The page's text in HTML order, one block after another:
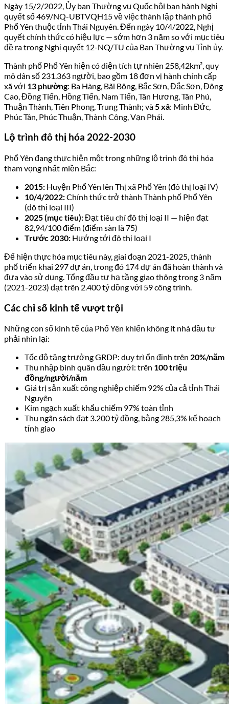
Ngày 15/2/2022, Ủy ban Thường vụ Quốc hội ban hành Nghị
quyết số 469/NQ-UBTVQH15 về việc thành lập thành phố
Phổ Yên thuộc tỉnh Thái Nguyên. Đến ngày 10/4/2022, Nghị
quyết chính thức có hiệu lực — sớm hơn 3 năm so với mục tiêu
đề ra trong Nghị quyết 12-NQ/TU của Ban Thường vụ Tỉnh ủy.
Thành phố Phổ Yên hiện có diện tích tự nhiên 258,42km², quy
mô dân số 231.363 người, bao gồm 18 đơn vị hành chính cấp
xã với 13 phường: Ba Hàng, Bãi Bông, Bắc Sơn, Đắc Sơn, Đông
Cao, Đồng Tiến, Hồng Tiến, Nam Tiến, Tân Hương, Tân Phú,
Thuận Thành, Tiên Phong, Trung Thành; và 5 xã: Minh Đức,
Phúc Tân, Phúc Thuận, Thành Công, Vạn Phái.
Lộ trình đô thị hóa 2022-2030
Phổ Yên đang thực hiện một trong những lộ trình đô thị hóa
tham vọng nhất miền Bắc:
2015: Huyện Phổ Yên lên Thị xã Phổ Yên (đô thị loại IV)
10/4/2022:Chính thức trở thành Thành phố Phổ Yên
(đô thị loại III)
2025 (mục tiêu):Đạt tiêu chí đô thị loại II — hiện đạt
82,94/100 điểm (điểm sàn là 75)
Trước 2030: Hướng tới đô thị loại I
Để hiện thực hóa mục tiêu này, giai đoạn 2021-2025, thành
phố triển khai 297 dự án, trong đó 174 dự án đã hoàn thành và
đưa vào sử dụng. Tổng đầu tư hạ tầng giao thông trong 3 năm
(2021-2023) đạt trên 2.400 tỷ đồng với 59 công trình.
Các chỉ số kinh tế vượt trội
Những con số kinh tế của Phổ Yên khiến không ít nhà đầu tư
phải nhìn lại:
Tốc độ tăng trưởng GRDP: duy trì ổn định trên 20%/năm
Thu nhập bình quân đầu người: trên 100 triệu
đồng/người/năm
Giá trị sản xuất công nghiệp chiếm 92% của cả tỉnh Thái
Nguyên
Kim ngạch xuất khẩu chiếm 97% toàn tỉnh
Thu ngân sách đạt 3.200 tỷ đồng, bằng 285,3% kế hoạch
tỉnh giao